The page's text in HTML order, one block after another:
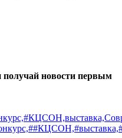
новости первым
#КЦСОН,выставка,
##КЦСОН,#выставка,